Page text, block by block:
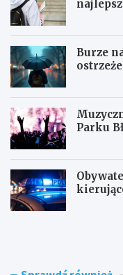
Burze
Parku
G
B